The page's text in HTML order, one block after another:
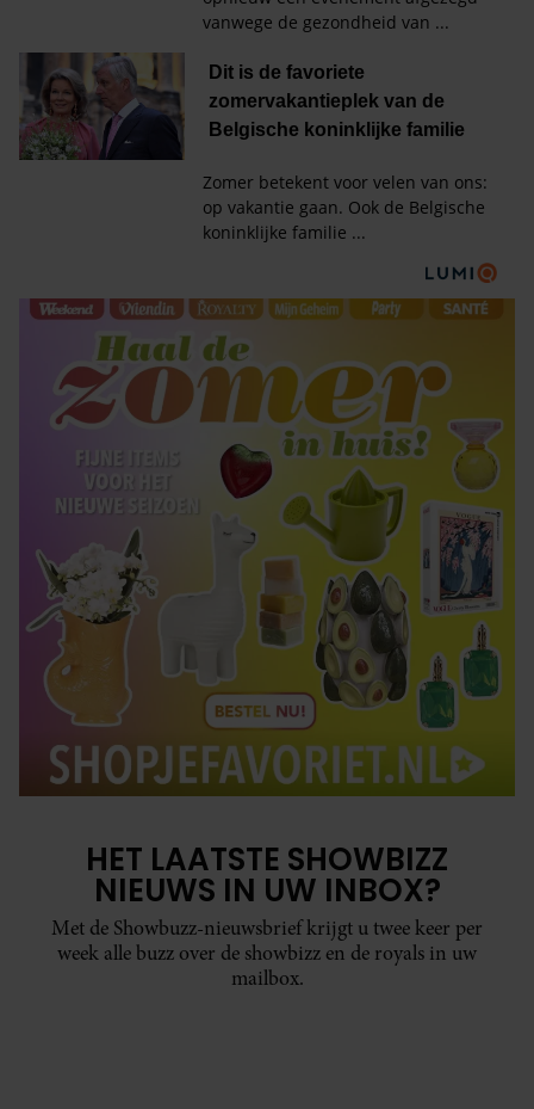
HET LAATSTE SHOWBIZZ
NIEUWS IN UW INBOX?
Met de Showbuzz-nieuwsbrief krijgt u twee keer per
week alle buzz over de showbizz en de royals in uw
mailbox.